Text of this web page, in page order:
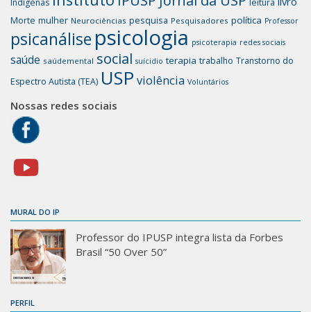
Indígenas leitura
Morte mulher Neurociências pesquisa Pesquisadores política Professor
psicanálise psicologia psicoterapia redes sociais
saúde saúdemental social suícidio terapia trabalho Transtorno do
Espectro Autista (TEA) USP violência Voluntários
Nossas redes sociais
MURAL DO IP
Professor do IPUSP integra lista da Forbes
Brasil “50 Over 50”
PERFIL